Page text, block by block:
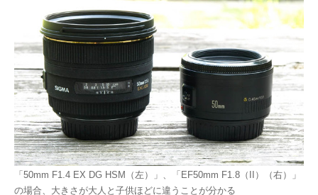
「50mm F1.4 EX DG HSM（左）」、「EF50mm F1.8（II）（右）」
の場合、大きさが大人と子供ほどに違うことが分かる